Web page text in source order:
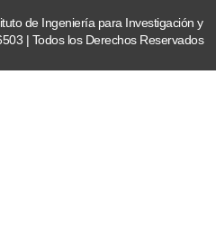
de Ingeniería para Investigación y
| Todos los Derechos Reservados